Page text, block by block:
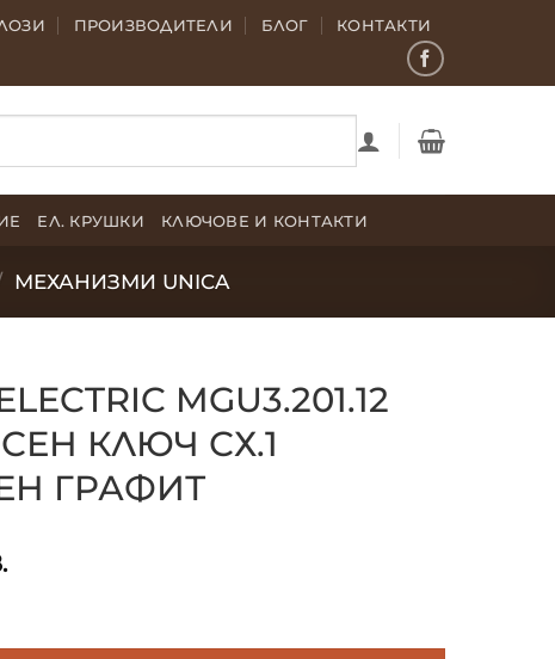
ПРОИЗВОДИТЕЛИ БЛОГ КОНТАКТИ
ЕЛ. КРУШКИ КЛЮЧОВЕ И КОНТАКТИ
МЕХАНИЗМИ UNICA
MGU3.201.12
КЛЮЧ СХ.1
ГРАФИТ
ELECTRIC MGU3.201.12 EДНОПОЛЮСЕН КЛЮЧ СХ.1